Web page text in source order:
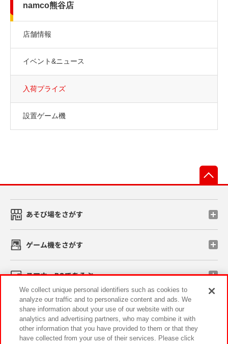
namco熊谷店
店舗情報
イベント&ニュース
入荷プライズ
設置ゲーム機
あそび場をさがす
ゲーム機をさがす
スマホ・PCであそぶ
イベント・キャンペーン
We collect unique personal identifiers such as cookies to
analyze our traffic and to personalize content and ads. We
share information about your use of our website with our
analytics and advertising partners, who may combine it with
other information that you have provided to them or that they
have collected from your use of their services. Please click